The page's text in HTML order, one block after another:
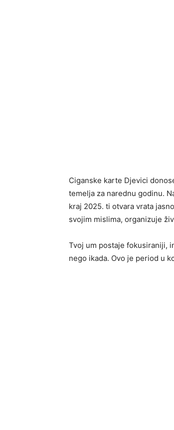
Ciganske karte Djevici
temelja za narednu godinu.
kraj 2025. ti otvara vrata
svojim mislima, organizuje
Tvoj um postaje fokusiraniji,
nego ikada. Ovo je period u